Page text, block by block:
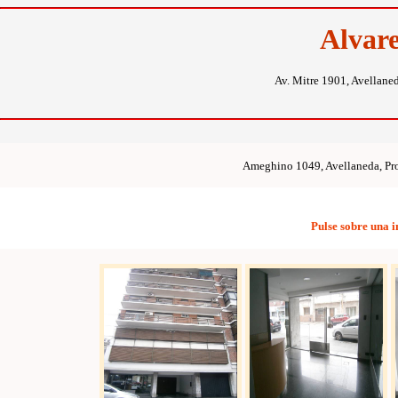
Av. Mitre 1901,
Ameghino 1049, Avellaneda,
Pulse sobre una